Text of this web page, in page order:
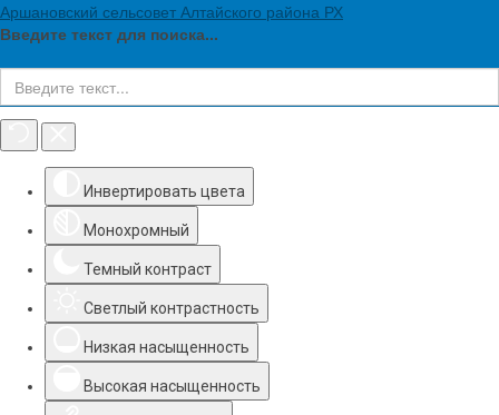
Инструменты доступности
Инвертировать цвета
Монохромный
Темный контраст
Светлый контрастность
Низкая насыщенность
Высокая насыщенность
Аршановский сельсовет Алтайского района РХ
Введите текст для поиска...